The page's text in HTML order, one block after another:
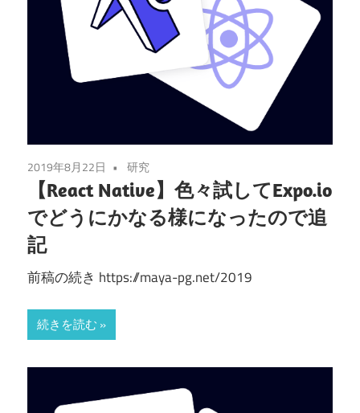
2019年8月22日 研究
【React Native】色々試してExpo.io
でどうにかなる様になったので追
記
前稿の続き https://maya-pg.net/2019
続きを読む